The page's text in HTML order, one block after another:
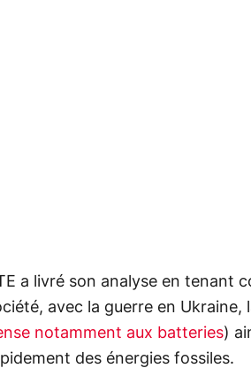
a livré son analyse en tenant
avec la guerre en
notamment aux batteries)
des énergies fossiles.